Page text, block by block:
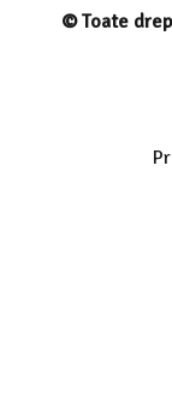
© Toate